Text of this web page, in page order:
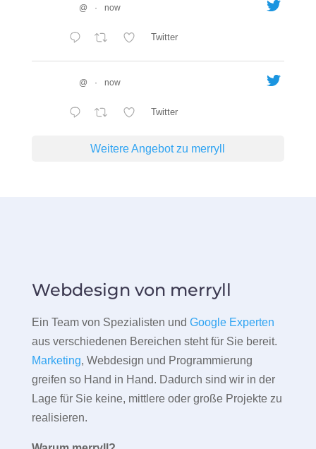
@ · now
Twitter
@ · now
Twitter
Weitere Angebot zu merryll
Webdesign von merryll
Ein Team von Spezialisten und Google Experten
aus verschiedenen Bereichen steht für Sie bereit.
Marketing, Webdesign und Programmierung
greifen so Hand in Hand. Dadurch sind wir in der
Lage für Sie keine, mittlere oder große Projekte zu
realisieren.